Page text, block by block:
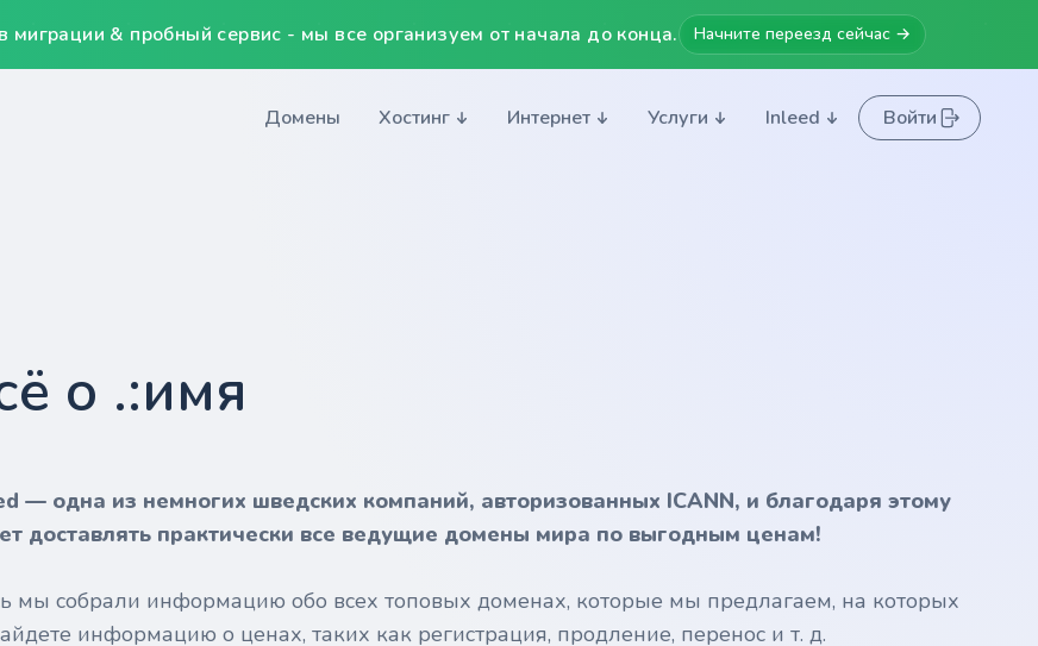
& пробный сервис - мы все организуем от начала до конца. Начните переезд сейчас →
Домены Хостинг Интернет Услуги Inleed Войти
о .:имя
— одна из немногих шведских компаний, авторизованных ICANN, и благодаря этому
доставлять практически все ведущие домены мира по выгодным ценам!
мы собрали информацию обо всех топовых доменах, которые мы предлагаем, на которых
информацию о ценах, таких как регистрация, продление, перенос и т. д.